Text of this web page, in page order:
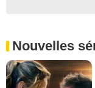
Nouvelles